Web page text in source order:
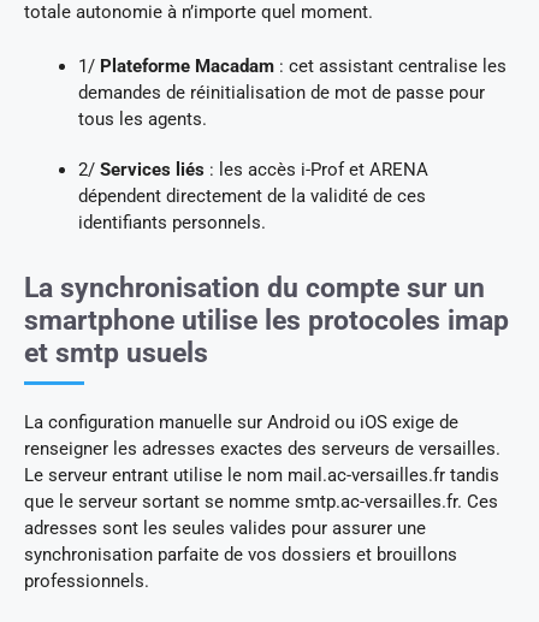
totale autonomie à n’importe quel moment.
1/ Plateforme Macadam : cet assistant centralise les
demandes de réinitialisation de mot de passe pour
tous les agents.
2/ Services liés : les accès i-Prof et ARENA
dépendent directement de la validité de ces
identifiants personnels.
La synchronisation du compte sur un
smartphone utilise les protocoles imap
et smtp usuels
La configuration manuelle sur Android ou iOS exige de
renseigner les adresses exactes des serveurs de versailles.
Le serveur entrant utilise le nom mail.ac-versailles.fr tandis
que le serveur sortant se nomme smtp.ac-versailles.fr. Ces
adresses sont les seules valides pour assurer une
synchronisation parfaite de vos dossiers et brouillons
professionnels.